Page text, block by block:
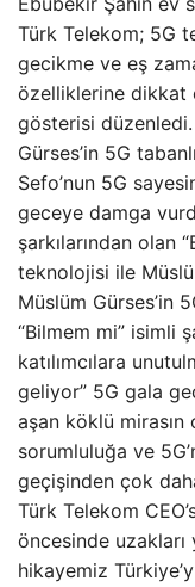
Türk Telekom; 5G
gecikme ve eş
özelliklerine dikkat
gösterisi düzenledi.
Gürses’in 5G
Sefo’nun 5G
geceye damga
şarkılarından olan
teknolojisi ile
Müslüm Gürses’in
“Bilmem mi” isimli
katılımcılara
geliyor” 5G gala
aşan köklü
sorumluluğa ve
geçişinden çok
Türk Telekom
öncesinde uzakları
hikayemiz